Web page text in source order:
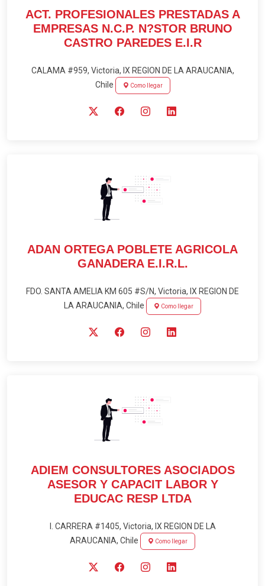
ACT. PROFESIONALES PRESTADAS A
EMPRESAS N.C.P. N?STOR BRUNO
CASTRO PAREDES E.I.R
CALAMA #959, Victoria, IX REGION DE LA ARAUCANIA,
Chile
Como llegar
ADAN ORTEGA POBLETE AGRICOLA
GANADERA E.I.R.L.
FDO. SANTA AMELIA KM 605 #S/N, Victoria, IX REGION DE
LA ARAUCANIA, Chile
Como llegar
ADIEM CONSULTORES ASOCIADOS
ASESOR Y CAPACIT LABOR Y
EDUCAC RESP LTDA
I. CARRERA #1405, Victoria, IX REGION DE LA
ARAUCANIA, Chile
Como llegar